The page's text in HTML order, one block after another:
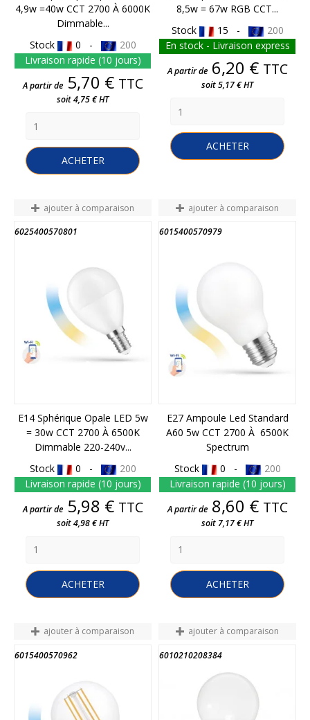
4,9w =40w CCT 2700 À 6000K
Dimmable...
Stock
0 -
200
Livraison rapide (10 jours)
Prix
A partir de 5,70 € TTC
soit 4,75 € HT
ACHETER
8,5w = 67w RGB CCT...
Stock
15 -
200
En stock - Livraison express
Prix
A partir de 6,20 € TTC
soit 5,17 € HT
ACHETER
ajouter à comparaison
6025400570801
E14 Sphérique Opale LED 5w
= 30w CCT 2700 À 6500K
Dimmable 220-240v...
Stock
0 -
200
Livraison rapide (10 jours)
Prix
A partir de 5,98 € TTC
soit 4,98 € HT
ACHETER
ajouter à comparaison
6015400570979
E27 Ampoule Led Standard
A60 5w CCT 2700 À 6500K
Spectrum
Stock
0 -
200
Livraison rapide (10 jours)
Prix
A partir de 8,60 € TTC
soit 7,17 € HT
ACHETER
ajouter à comparaison
6015400570962
ajouter à comparaison
6010210208384
FIN DE STOCK